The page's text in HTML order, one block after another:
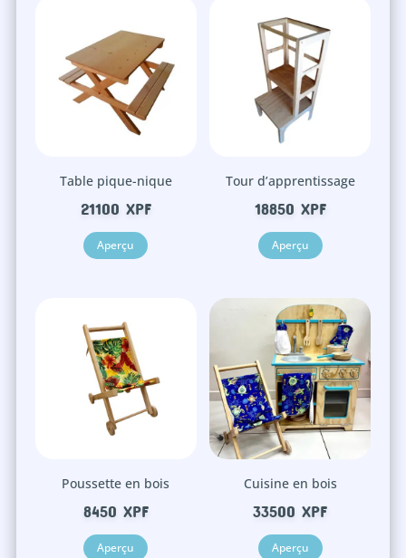
Table pique-nique
21100 XPF
Aperçu
Tour d’apprentissage
18850 XPF
Aperçu
Poussette en bois
8450 XPF
Aperçu
Cuisine en bois
33500XPF
Aperçu